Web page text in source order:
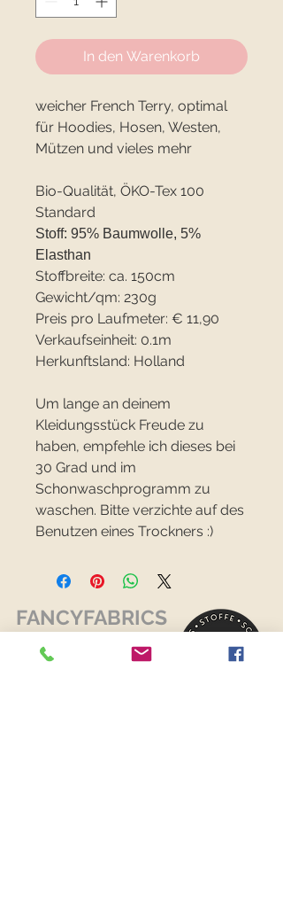
In den Warenkorb
weicher French Terry, optimal
für Hoodies, Hosen, Westen,
Mützen und vieles mehr
Bio-Qualität, ÖKO-Tex 100
Standard
Stoff: 95% Baumwolle, 5%
Elasthan
Stoffbreite: ca. 150cm
Gewicht/qm: 230g
Preis pro Laufmeter: € 11,90
Verkaufseinheit: 0.1m
Herkunftsland: Holland
Um lange an deinem
Kleidungsstück Freude zu
haben, empfehle ich dieses bei
30 Grad und im
Schonwaschprogramm zu
waschen. Bitte verzichte auf des
Benutzen eines Trockners :)
FANCYFABRICS